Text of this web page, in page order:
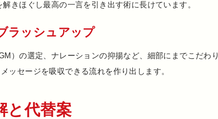
きほぐし最高の一言を引き出す術に長けています。
ラッシュアップ
）の選定、ナレーションの抑揚など、細部にまでこだわり
ッセージを吸収できる流れを作り出します。
と代替案